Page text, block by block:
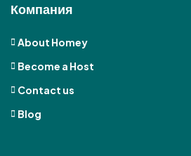
Компания
About Homey
Become a Host
Contact us
Blog